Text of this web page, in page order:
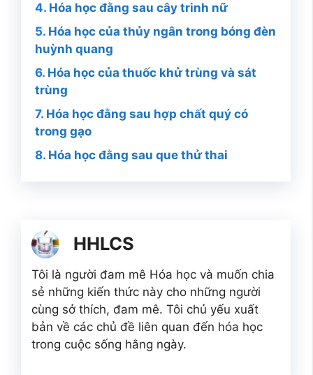
Hóa học đằng sau cây trinh nữ
Hóa học của thủy ngân trong bóng đèn
huỳnh quang
Hóa học của thuốc khử trùng và sát
trùng
Hóa học đằng sau hợp chất quý có
trong gạo
Hóa học đằng sau que thử thai
HHLCS
Tôi là người đam mê Hóa học và muốn chia
sẻ những kiến thức này cho những người
cùng sở thích, đam mê. Tôi chủ yếu xuất
bản về các chủ đề liên quan đến hóa học
trong cuộc sống hằng ngày.